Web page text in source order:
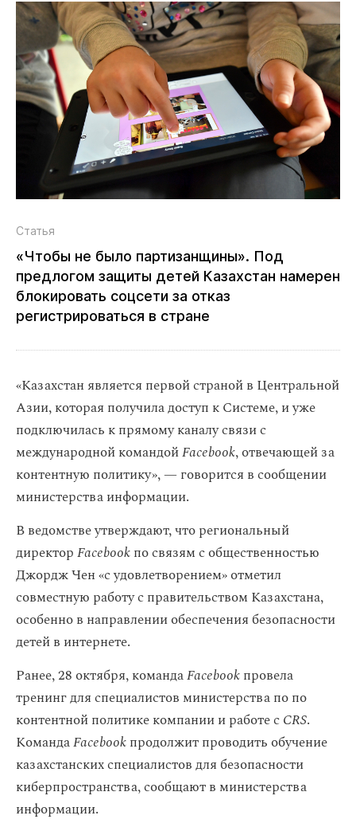
Статья
«Чтобы не было партизанщины». Под
предлогом защиты детей Казахстан намерен
блокировать соцсети за отказ
регистрироваться в стране
«Казахстан является первой страной в Центральной
Азии, которая получила доступ к Системе, и уже
подключилась к прямому каналу связи с
международной командойFacebook, отвечающей за
контентную политику», — говорится в сообщении
министерства информации.
В ведомстве утверждают, что региональный
директорFacebookпо связям с общественностью
Джордж Чен «с удовлетворением» отметил
совместную работу с правительством Казахстана,
особенно в направлении обеспечения безопасности
детей в интернете.
Ранее, 28 октября, командаFacebookпровела
тренинг для специалистов министерства по по
контентной политике компании и работе сCRS.
КомандаFacebookпродолжит проводить обучение
казахстанских специалистов для безопасности
киберпространства, сообщают в министерства
информации.